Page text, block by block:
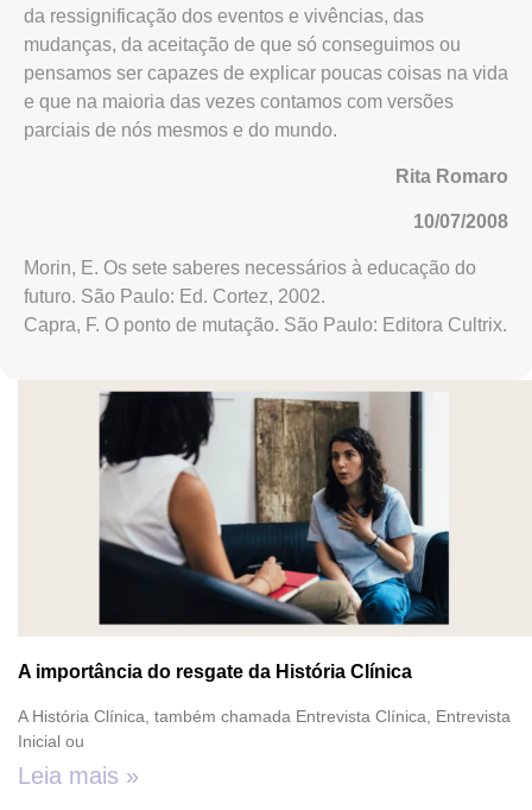
da ressignificação dos eventos e vivências, das
mudanças, da aceitação de que só conseguimos ou
pensamos ser capazes de explicar poucas coisas na vida
e que na maioria das vezes contamos com versões
parciais de nós mesmos e do mundo.
Rita Romaro
10/07/2008
Morin, E. Os sete saberes necessários à educação do
futuro. São Paulo: Ed. Cortez, 2002.
Capra, F. O ponto de mutação. São Paulo: Editora Cultrix.
A importância do resgate da História Clínica
A História Clínica, também chamada Entrevista Clínica, Entrevista
Inicial ou
Leia mais »